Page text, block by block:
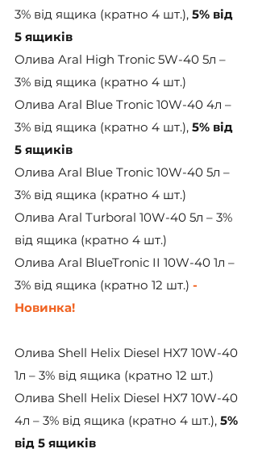
3% від ящика (кратно 4 шт.), 5% від
5 ящиків
Олива Aral High Tronic 5W-40 5л –
3% від ящика (кратно 4 шт.)
Олива Aral Blue Tronic 10W-40 4л –
3% від ящика (кратно 4 шт.), 5% від
5 ящиків
Олива Aral Blue Tronic 10W-40 5л –
3% від ящика (кратно 4 шт.)
Олива Aral Turboral 10W-40 5л – 3%
від ящика (кратно 4 шт.)
Олива Aral BlueTronic II 10W-40 1л –
3% від ящика (кратно 12 шт.) -
Новинка!
Олива Shell Helix Diesel HX7 10W-40
1л – 3% від ящика (кратно 12 шт.)
Олива Shell Helix Diesel HX7 10W-40
4л – 3% від ящика (кратно 4 шт.), 5%
від 5 ящиків